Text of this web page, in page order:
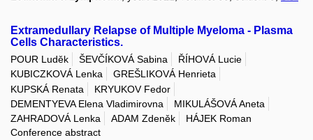
Extramedullary Relapse of Multiple Myeloma - Plasma
Cells Characteristics.
POUR Luděk ŠEVČÍKOVÁ Sabina
ŘÍHOVÁ Lucie
KUBICZKOVÁ Lenka
GREŠLIKOVÁ Henrieta
KUPSKÁ Renata
KRYUKOV Fedor
DEMENTYEVA Elena Vladimirovna
MIKULÁŠOVÁ Aneta
ZAHRADOVÁ Lenka
ADAM Zdeněk
HÁJEK Roman
Conference abstract